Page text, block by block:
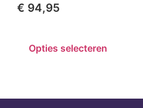
€ 94,95
Opties selecteren